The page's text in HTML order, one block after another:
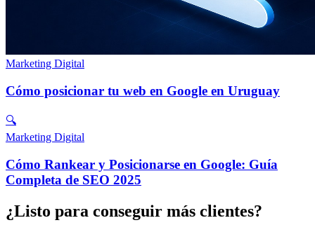
Marketing Digital
Cómo posicionar tu web en Google en Uruguay
🔍
Marketing Digital
Cómo Rankear y Posicionarse en Google: Guía
Completa de SEO 2025
¿Listo para conseguir más clientes?